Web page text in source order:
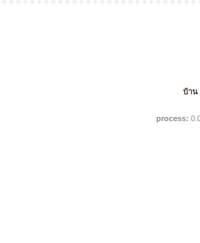
บ้าน
process: